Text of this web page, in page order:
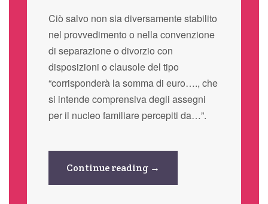
Ciò salvo non sia diversamente stabilito
nel provvedimento o nella convenzione
di separazione o divorzio con
disposizioni o clausole del tipo
“corrisponderà la somma di euro…., che
si intende comprensiva degli assegni
per il nucleo familiare percepiti da…”.
Continue reading →